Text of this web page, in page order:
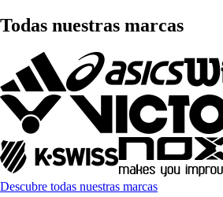
Todas nuestras marcas
Descubre todas nuestras marcas